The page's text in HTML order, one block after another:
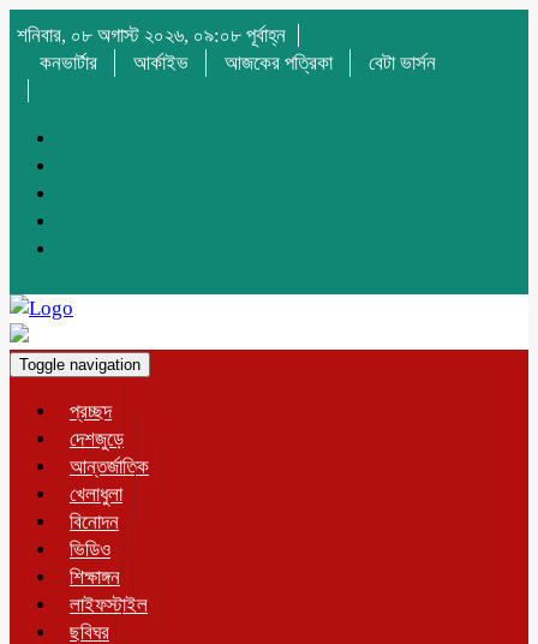
শনিবার, ০৮ অগাস্ট ২০২৬, ০৯:০৮ পূর্বাহ্ন
কনভার্টার
আর্কাইভ আজকের পত্রিকা বেটা ভার্সন
Toggle navigation
প্রচ্ছদ
দেশজুড়ে
আন্তর্জাতিক
খেলাধুলা
বিনোদন
ভিডিও
শিক্ষাঙ্গন
লাইফস্টাইল
ছবিঘর